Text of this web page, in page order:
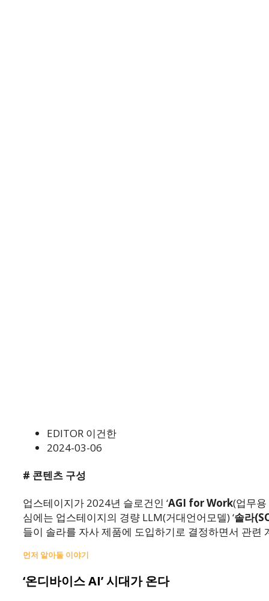
EDITOR 이건한
2024-03-06
# 콘텐츠 구성
업스테이지가 2024년 슬로건인 ‘AGI for Work(업무
심에는 업스테이지의 경량 LLM(거대언어모델) ‘솔라
들이 솔라를 자사 제품에 도입하기로 결정하면서 관련
먼저 알아둘 이야기
‘온디바이스 AI’ 시대가 온다